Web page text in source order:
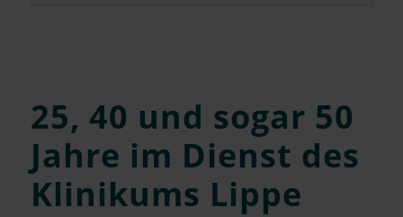
25, 40 und sogar 50
Jahre im Dienst des
Klinikums Lippe